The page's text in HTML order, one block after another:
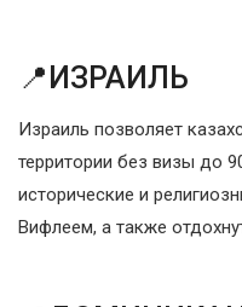
📍ИЗРАИЛЬ
Израиль позволяет
территории без визы до
исторические и
Вифлеем, а также